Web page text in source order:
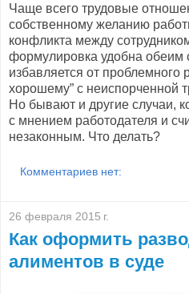
Чаще всего трудовые
собственному желанию
конфликта между
формулировка удобна обеим
избавляется от проблемного
хорошему” с неиспорченной
Но бывают и другие случаи,
с мнением работодателя и
незаконным. Что делать?
Комментариев нет:
26 февраля 2015 г.
Как оформить
алиментов в суде